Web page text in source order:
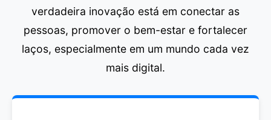
verdadeira inovação está em conectar as
pessoas, promover o bem-estar e fortalecer
laços, especialmente em um mundo cada vez
mais digital.